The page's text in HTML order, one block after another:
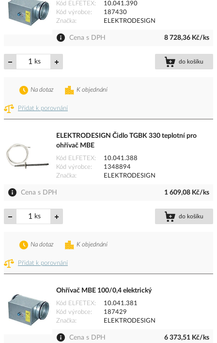
Kód ELFETEX
10.041.390
Kód výrobce
187430
Značka
ELEKTRODESIGN
Cena s DPH 8 728,36 Kč/ks
ks do košíku
Přidat k porovnání
K objednání
Na dotaz
ELEKTRODESIGN Čidlo TGBK 330 teplotní pro
ohřívač MBE
Kód ELFETEX
10.041.388
Kód výrobce
1348894
Značka
ELEKTRODESIGN
Cena s DPH 1 609,08 Kč/ks
ks do košíku
Přidat k porovnání
K objednání
Na dotaz
Ohřívač MBE 100/0,4 elektrický
Kód ELFETEX
10.041.381
Kód výrobce
187429
Značka
ELEKTRODESIGN
Cena s DPH 6 373,51 Kč/ks